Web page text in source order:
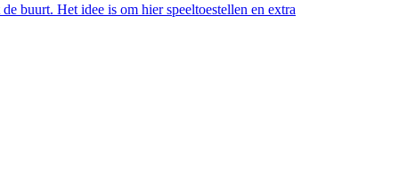
buurt. Het idee is om hier speeltoestellen en extra